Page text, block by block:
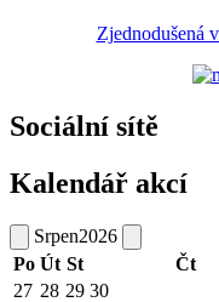
Zjednodušená
Sociální sítě
Kalendář akcí
Srpen2026
Po Út St Čt
27 28 29 30